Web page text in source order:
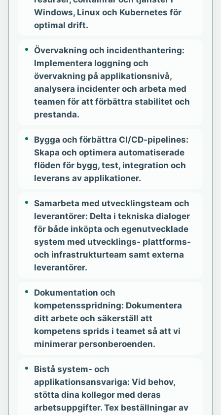
Windows, Linux och Kubernetes för
optimal drift.
Övervakning och incidenthantering:
Implementera loggning och
övervakning på applikationsnivå,
analysera incidenter och arbeta med
teamen för att förbättra stabilitet och
prestanda.
Bygga och förbättra CI/CD-pipelines:
Skapa och optimera automatiserade
flöden för bygg, test, integration och
leverans av applikationer.
Samarbeta med utvecklingsteam och
leverantörer: Delta i tekniska dialoger
för både inköpta och egenutvecklade
system med utvecklings- plattforms-
och infrastrukturteam samt externa
leverantörer.
Dokumentation och
kompetensspridning: Dokumentera
ditt arbete och säkerställ att
kompetens sprids i teamet så att vi
minimerar personberoenden.
Bistå system- och
applikationsansvariga: Vid behov,
stötta dina kollegor med deras
arbetsuppgifter. Tex beställningar av